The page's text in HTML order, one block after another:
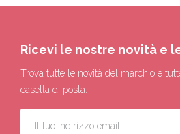
Ricevi le nostre novità e
Trova tutte le novità del marchio e
casella di posta.